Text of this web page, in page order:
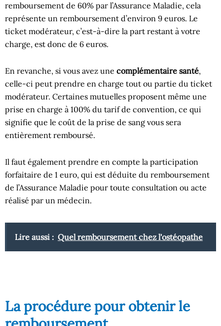
remboursement de 60% par l’Assurance Maladie, cela
représente un remboursement d’environ 9 euros. Le
ticket modérateur, c’est-à-dire la part restant à votre
charge, est donc de 6 euros.
En revanche, si vous avez une complémentaire santé,
celle-ci peut prendre en charge tout ou partie du ticket
modérateur. Certaines mutuelles proposent même une
prise en charge à 100% du tarif de convention, ce qui
signifie que le coût de la prise de sang vous sera
entièrement remboursé.
Il faut également prendre en compte la participation
forfaitaire de 1 euro, qui est déduite du remboursement
de l’Assurance Maladie pour toute consultation ou acte
réalisé par un médecin.
Lire aussi : Quel remboursement chez l'ostéopathe
La procédure pour obtenir le